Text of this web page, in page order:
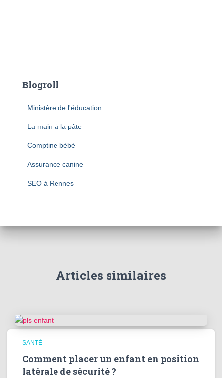
Blogroll
Ministère de l'éducation
La main à la pâte
Comptine bébé
Assurance canine
SEO à Rennes
Articles similaires
SANTÉ
Comment placer un enfant en position
latérale de sécurité ?